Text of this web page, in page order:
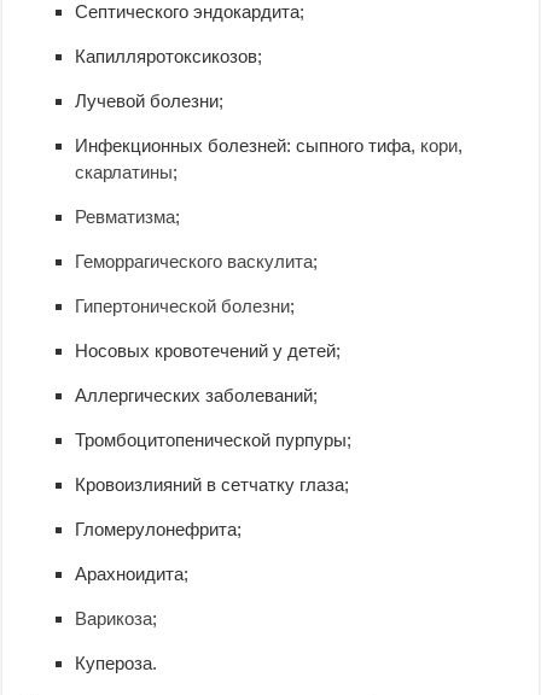
Септического эндокардита;
Капилляротоксикозов;
Лучевой болезни;
Инфекционных болезней: сыпного тифа, кори,
скарлатины;
Ревматизма;
Геморрагического васкулита;
Гипертонической болезни;
Носовых кровотечений у детей;
Аллергических заболеваний;
Тромбоцитопенической пурпуры;
Кровоизлияний в сетчатку глаза;
Гломерулонефрита;
Арахноидита;
Варикоза;
Купероза.